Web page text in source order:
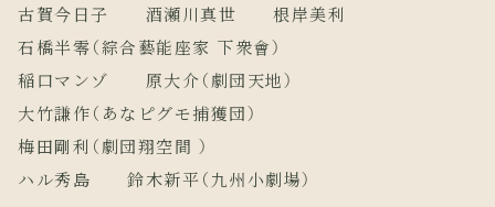
古賀今日子 酒瀬川真世 根岸美利
石橋半零（綜合藝能座家 下衆會）
稲口マンゾ 原大介（劇団天地）
大竹謙作（あなピグモ捕獲団）
梅田剛利（劇団翔空間 ）
ハル秀島 鈴木新平（九州小劇場）